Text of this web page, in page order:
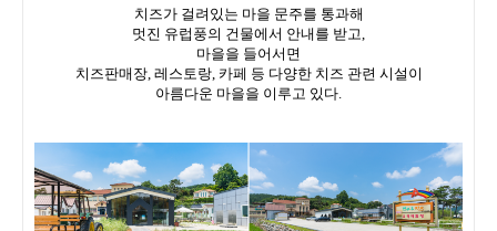
치즈가 걸려있는 마을 문주를 통과해
멋진 유럽풍의 건물에서 안내를 받고,
마을을 들어서면
치즈판매장, 레스토랑, 카페 등 다양한 치즈 관련 시설이
아름다운 마을을 이루고 있다.